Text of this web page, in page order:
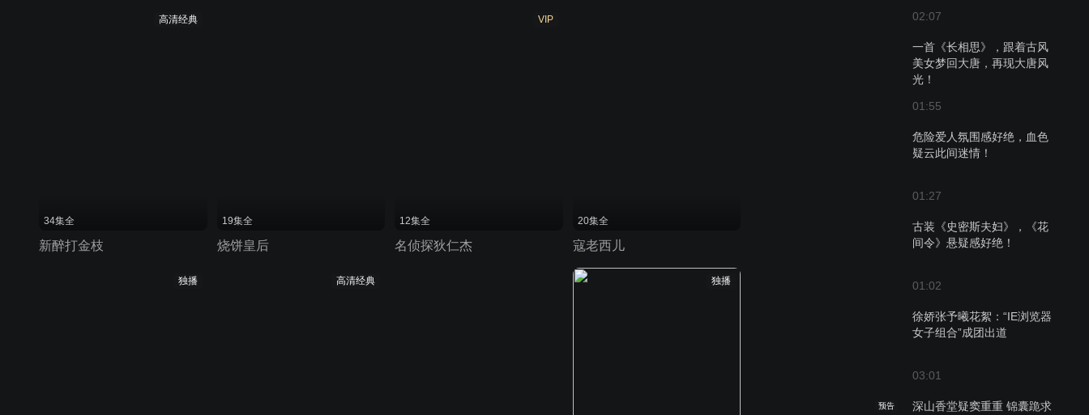
02:07
一首《长相思》，跟着古风
美女梦回大唐，再现大唐风
光！
01:55
危险爱人氛围感好绝，血色
疑云此间迷情！
01:27
古装《史密斯夫妇》，《花
间令》悬疑感好绝！
01:02
徐娇张予曦花絮：“IE浏览器
女子组合”成团出道
03:01
预告
深山香堂疑窦重重 锦囊跪求
高清经典
34集全
新醉打金枝
19集全
烧饼皇后
VIP
12集全
名侦探狄仁杰
20集全
寇老西儿
独播 高清经典 独播